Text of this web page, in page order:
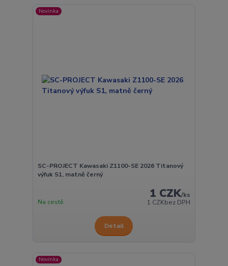
Novinka
SC-PROJECT Kawasaki Z1100-SE 2026 Titanový
výfuk S1, matně černý
1 CZK/ks
1 CZKbez DPH
Na cestě
Detail
Novinka